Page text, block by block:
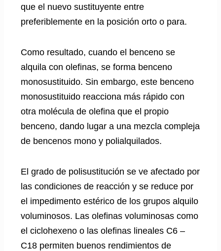
que el nuevo sustituyente entre
preferiblemente en la posición orto o para.
Como resultado, cuando el benceno se
alquila con olefinas, se forma benceno
monosustituido. Sin embargo, este benceno
monosustituido reacciona más rápido con
otra molécula de olefina que el propio
benceno, dando lugar a una mezcla compleja
de bencenos mono y polialquilados.
El grado de polisustitución se ve afectado por
las condiciones de reacción y se reduce por
el impedimento estérico de los grupos alquilo
voluminosos. Las olefinas voluminosas como
el ciclohexeno o las olefinas lineales C6 –
C18 permiten buenos rendimientos de